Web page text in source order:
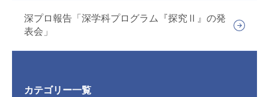
深プロ報告「深学科プログラム『探究Ⅱ』の発
表会」
カテゴリー一覧